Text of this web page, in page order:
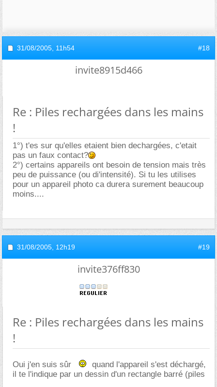
31/08/2005, 11h54 #18
invite8915d466
Re : Piles rechargées dans les mains
!
1°) t'es sur qu'elles etaient bien dechargées, c'etait
pas un faux contact?
2°) certains appareils ont besoin de tension mais très
peu de puissance (ou di'intensité). Si tu les utilises
pour un appareil photo ca durera surement beaucoup
moins....
31/08/2005, 12h19 #19
invite376ff830
Re : Piles rechargées dans les mains
!
Oui j'en suis sûr
quand l'appareil s'est déchargé,
il te l'indique par un dessin d'un rectangle barré (piles